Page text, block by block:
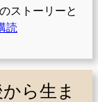
ストーリーと
読
ら生ま